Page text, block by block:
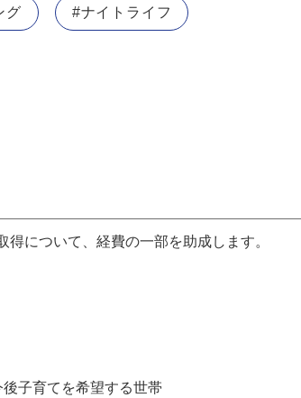
グ #ナイトライフ
について、経費の一部を助成します。
子育てを希望する世帯